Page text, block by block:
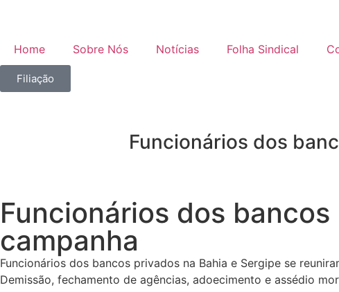
Home Sobre Nós Notícias Folha Sindical
Filiação
Funcionários dos
Funcionários dos
campanha
Funcionários dos bancos privados na Bahia e Sergipe se
Demissão, fechamento de agências, adoecimento e assédio